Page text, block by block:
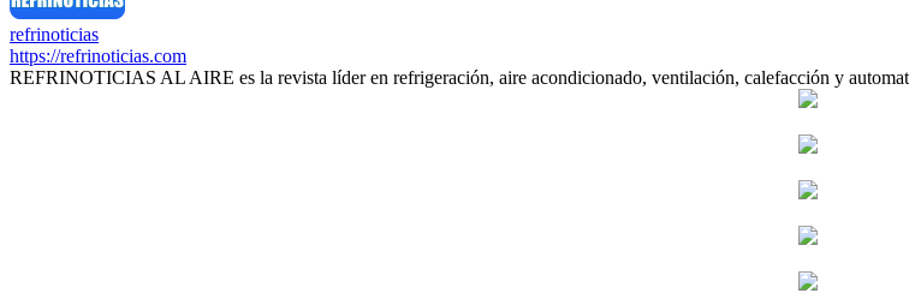
refrinoticias
https://refrinoticias.com
REFRINOTICIAS AL AIRE es la revista líder en refrigeración, aire acondicionado, ventilación, calefacción y